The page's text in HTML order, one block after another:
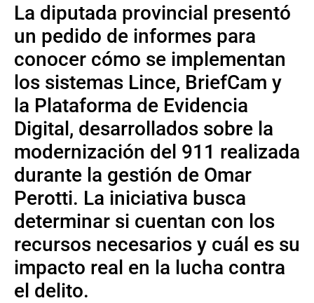
La diputada provincial presentó
un pedido de informes para
conocer cómo se implementan
los sistemas Lince, BriefCam y
la Plataforma de Evidencia
Digital, desarrollados sobre la
modernización del 911 realizada
durante la gestión de Omar
Perotti. La iniciativa busca
determinar si cuentan con los
recursos necesarios y cuál es su
impacto real en la lucha contra
el delito.